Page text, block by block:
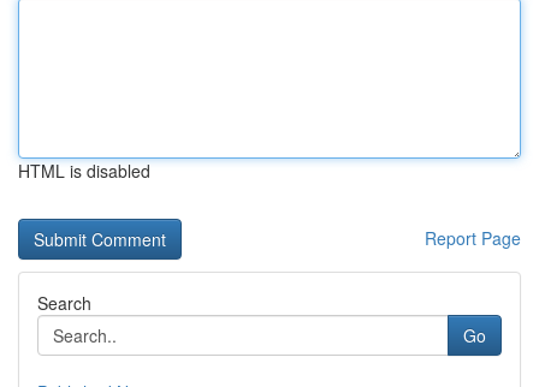
HTML is disabled
Report Page
Search
Go